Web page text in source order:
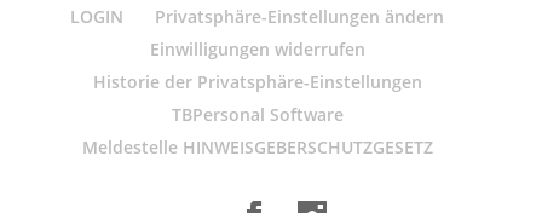
LOGIN
Privatsphäre-Einstellungen ändern
Einwilligungen widerrufen
Historie der Privatsphäre-Einstellungen
TBPersonal Software
Meldestelle HINWEISGEBERSCHUTZGESETZ